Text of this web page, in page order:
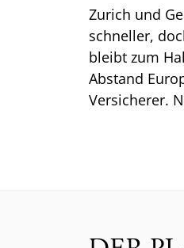
Zurich und
schneller,
bleibt zum
Abstand
Versicherer.